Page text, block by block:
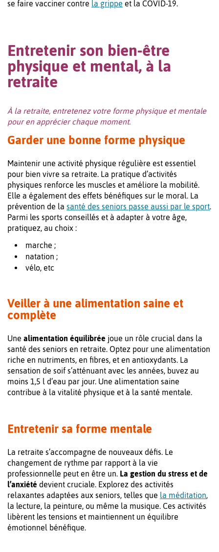
se faire vacciner contre la grippe et la COVID-19.
Entretenir son bien-être
physique et mental, à la
retraite
À la retraite, entretenez votre forme physique et mentale
pour en apprécier chaque moment.
Garder une bonne forme physique
Maintenir une activité physique régulière est essentiel
pour bien vivre sa retraite. La pratique d’activités
physiques renforce les muscles et améliore la mobilité.
Elle a également des effets bénéfiques sur le moral. La
prévention de la santé des seniors passe aussi par le sport
Parmi les sports conseillés et à adapter à votre âge,
pratiquez, au choix :
marche ;
natation ;
vélo, etc
Veiller à une alimentation saine et
complète
Une alimentation équilibrée joue un rôle crucial dans la
santé des seniors en retraite. Optez pour une alimentation
riche en nutriments, en fibres, et en antioxydants. La
sensation de soif s’atténuant avec les années, buvez au
moins 1,5 l d’eau par jour. Une alimentation saine
contribue à la vitalité physique et à la santé mentale.
Entretenir sa forme mentale
La retraite s’accompagne de nouveaux défis. Le
changement de rythme par rapport à la vie
professionnelle peut en être un. La gestion du stress et de
l’anxiété devient cruciale. Explorez des activités
relaxantes adaptées aux seniors, telles que la méditation
la lecture, la peinture, ou même la musique. Ces activités
libèrent les tensions et maintiennent un équilibre
émotionnel bénéfique.